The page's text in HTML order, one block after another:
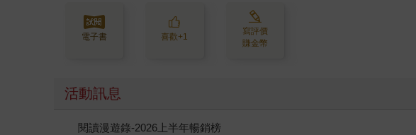
電子書 喜歡+1
寫評價
賺金幣
活動訊息
閱讀漫遊錄-2026上半年暢銷榜